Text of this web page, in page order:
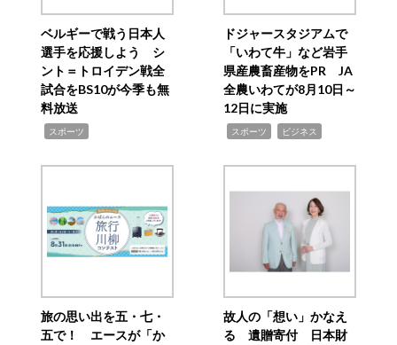
ベルギーで戦う日本人
選手を応援しよう シ
ント＝トロイデン戦全
試合をBS10が今季も無
料放送
スポーツ
ドジャースタジアムで
「いわて牛」など岩手
県産農畜産物をPR JA
全農いわてが8月10日～
12日に実施
スポーツ ビジネス
旅の思い出を五・七・
五で！ エースが「か
故人の「想い」かなえ
る 遺贈寄付 日本財